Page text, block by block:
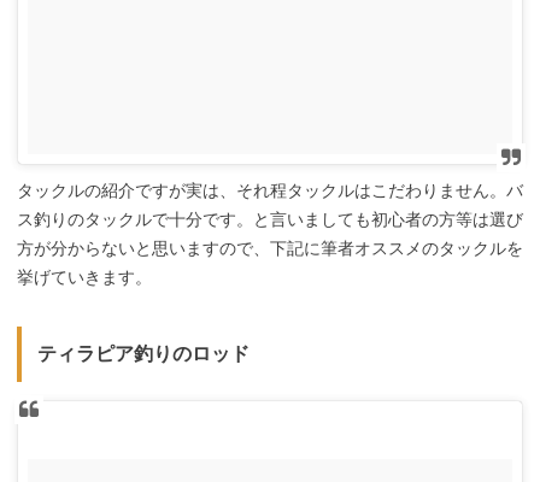
タックルの紹介ですが実は、それ程タックルはこだわりません。バ
ス釣りのタックルで十分です。と言いましても初心者の方等は選び
方が分からないと思いますので、下記に筆者オススメのタックルを
挙げていきます。
ティラピア釣りのロッド